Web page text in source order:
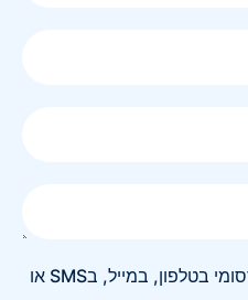
אני מאשר/ת קבלת חומר פרסומי בטלפון, במייל, בSMS או